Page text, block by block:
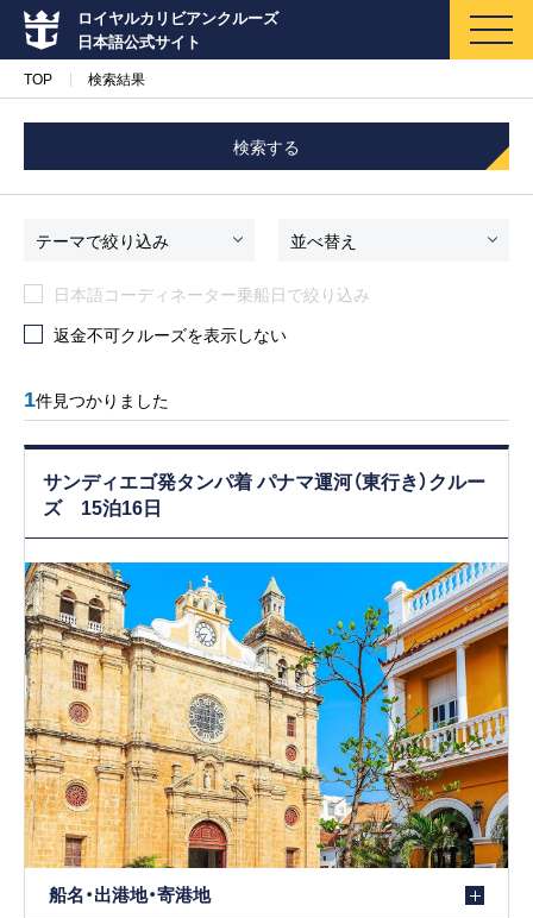
ロイヤルカリビアンクルーズ
日本語公式サイト
マイページ メルマガ登録
クルーズ検索
クルーズの楽しみ方
船内へようこそ
客船のご案内
寄港地ガイド
トピックス パンフレット
ご予約後の流れ お問い合わせ
よくあるご質問
ロイヤルカリビアンが選ば
TOP 検索結果
検索する
テーマで絞り込み 並べ替え
日本語コーディネーター乗船日で絞り込み
返金不可クルーズを表示しない
1件見つかりました
サンディエゴ発タンパ着 パナマ運河（東行き）クルー
ズ 15泊16日
船名・出港地・寄港地